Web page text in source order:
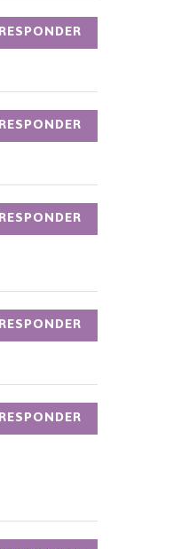
RESPONDER
RESPONDER
RESPONDER
RESPONDER
RESPONDER